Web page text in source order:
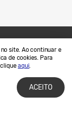
site. Ao continuar e
de cookies. Para
cliqueaqui.
ACEITO